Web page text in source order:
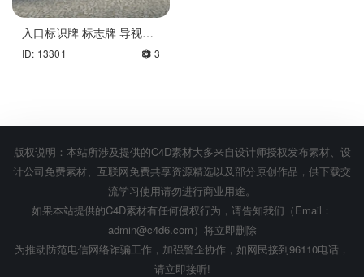
入口标识牌 标志牌 导视牌
ID: 13301 3
版权说明：本站所涉及提供的C4D素材大多来自设计师授权发布素材、设
计公司免费素材、互联网免费共享资源精选以及部分原创作品，供下载交
流学习使用请勿进行商业用途。
如果本站提供的C4D素材有任何侵权行为，请告知我们（Email：
admin@c4d6.com）将立即删除
为推动防范电信网络诈骗工作，加强警企协作，如网民接到96110电话，
请立即接听!